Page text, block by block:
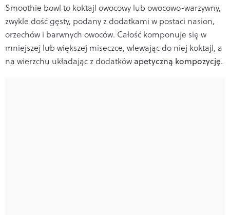
Smoothie bowl to koktajl owocowy lub owocowo-warzywny,
zwykle dość gęsty, podany z dodatkami w postaci nasion,
orzechów i barwnych owoców. Całość komponuje się w
mniejszej lub większej miseczce, wlewając do niej koktajl, a
na wierzchu układając z dodatków apetyczną kompozycję.